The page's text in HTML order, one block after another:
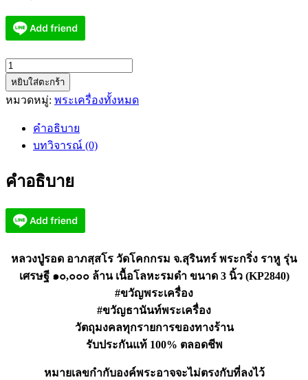
จำนวน
หลวง
ปู่
พระ
ราหู
๑๐,๐๐๐
ล้าน
(KP2840)
หยิบใส่ตะกร้า
หมวดหมู่: พระเครื่องทั้งหมด
คำอธิบาย
บทวิจารณ์ (0)
คำอธิบาย
หลวงปู่รอด อาภสฺสโร วัดโคกกรม จ.สุรินทร์ พระกริ่ง ราหู รุ่น
เศรษฐี ๑๐,๐๐๐ ล้าน เนื้อโลหะรมดำ ขนาด 3 นิ้ว (KP2840)
#ขวัญพระเครื่อง
#ขวัญธานันท์พระเครื่อง
วัตถุมงคลทุกรายการของทางร้าน
รับประกันแท้ 100% ตลอดชีพ
หมายเลขกำกับองค์พระอาจจะไม่ตรงกับที่ลงไว้